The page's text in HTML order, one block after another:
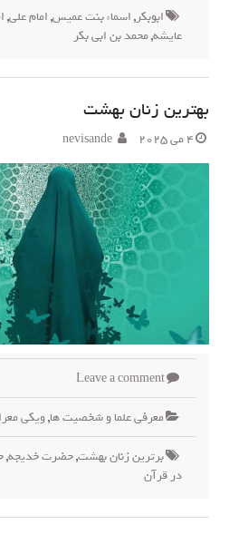
ابوبکر,اسماء بنت عمیس,امام علی,
عایشه,محمد بن ابی بکر
بهترین زنان بهشت
4 می 2025 nevisande
Leave a comment
معرفی علما و شخصیت ها,ویکی
برترین زنان بهشت,حضرت خدیجه,
در قرآن